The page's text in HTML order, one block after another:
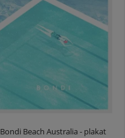
Bondi Beach Australia - plakat